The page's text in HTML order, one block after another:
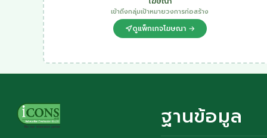
เข้าถึงกลุ่มเป้าหมายวงการก่อสร้าง
ดูแพ็กเกจโฆษณา →
ฐานข้อมูล